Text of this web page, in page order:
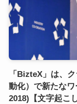
「BizteX」は、
動化）で新たな
2018)【文字起こ